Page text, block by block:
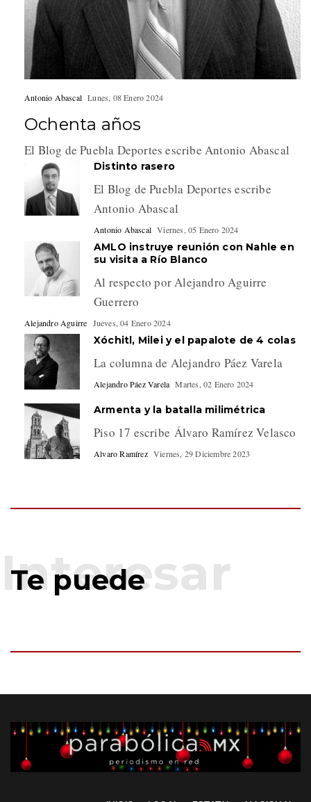
Antonio Abascal Lunes, 08 Enero 2024
Ochenta años
El Blog de Puebla Deportes escribe Antonio Abascal
Distinto rasero
El Blog de Puebla Deportes escribe
Antonio Abascal
Antonio Abascal Viernes, 05 Enero 2024
AMLO instruye reunión con Nahle en
su visita a Río Blanco
Al respecto por Alejandro Aguirre
Guerrero
Alejandro Aguirre Jueves, 04 Enero 2024
Xóchitl, Milei y el papalote de 4 colas
La columna de Alejandro Páez Varela
Alejandro Páez Varela Martes, 02 Enero 2024
Armenta y la batalla milimétrica
Piso 17 escribe Álvaro Ramírez Velasco
Alvaro Ramírez Viernes, 29 Diciembre 2023
Te puede